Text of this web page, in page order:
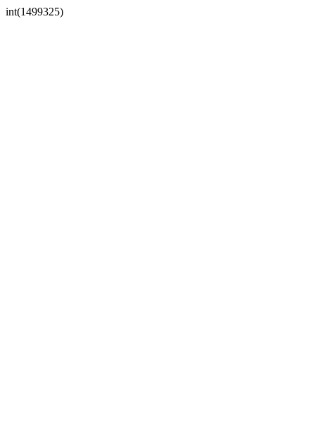
int(1499325)